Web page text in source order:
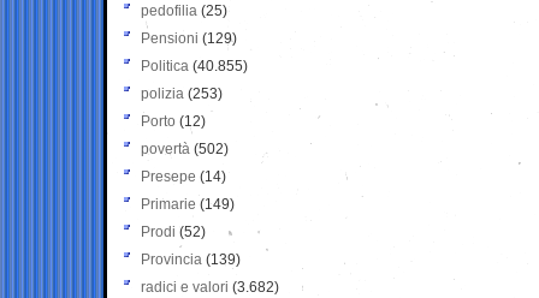
pedofilia (25)
Pensioni (129)
Politica (40.855)
polizia (253)
Porto (12)
povertà (502)
Presepe (14)
Primarie (149)
Prodi (52)
Provincia (139)
radici e valori (3.682)